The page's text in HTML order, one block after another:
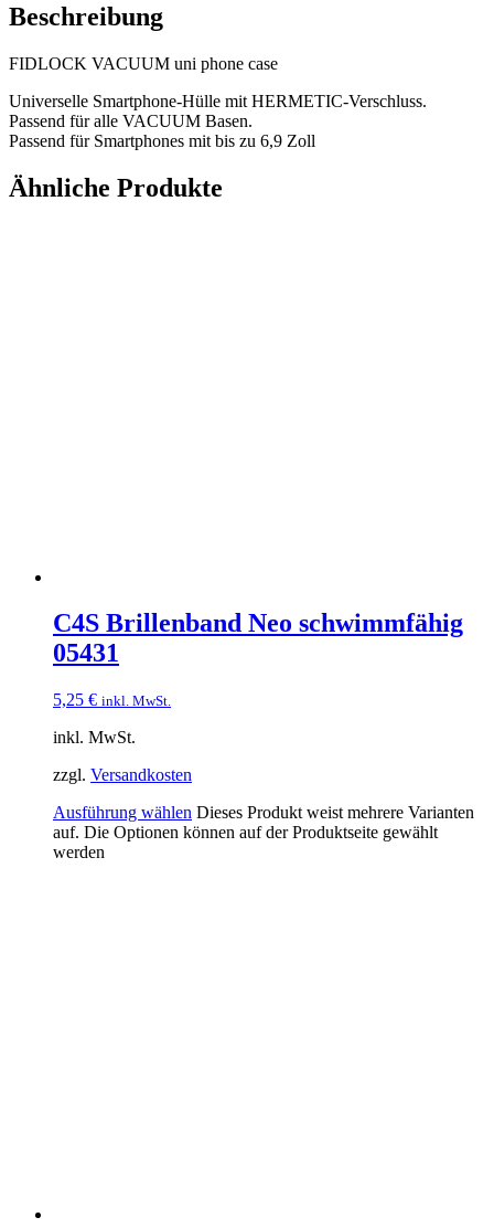
Beschreibung
FIDLOCK VACUUM uni phone case
Universelle Smartphone-Hülle mit HERMETIC-Verschluss.
Passend für alle VACUUM Basen.
Passend für Smartphones mit bis zu 6,9 Zoll
Ähnliche Produkte
C4S Brillenband Neo schwimmfähig
05431
5,25 € inkl. MwSt.
inkl. MwSt.
zzgl. Versandkosten
Ausführung wählen Dieses Produkt weist mehrere Varianten
auf. Die Optionen können auf der Produktseite gewählt
werden